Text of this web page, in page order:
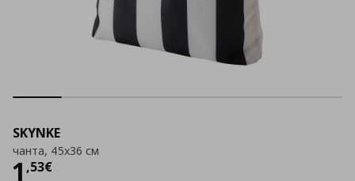
SKYNKE
чанта, 45x36 см
1 ,53€
Цена